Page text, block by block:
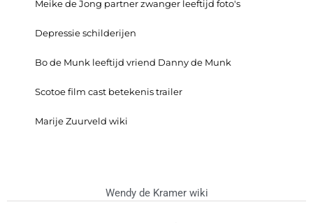
Meike de Jong partner zwanger leeftijd foto's
Depressie schilderijen
Bo de Munk leeftijd vriend Danny de Munk
Scotoe film cast betekenis trailer
Marije Zuurveld wiki
Wendy de Kramer wiki